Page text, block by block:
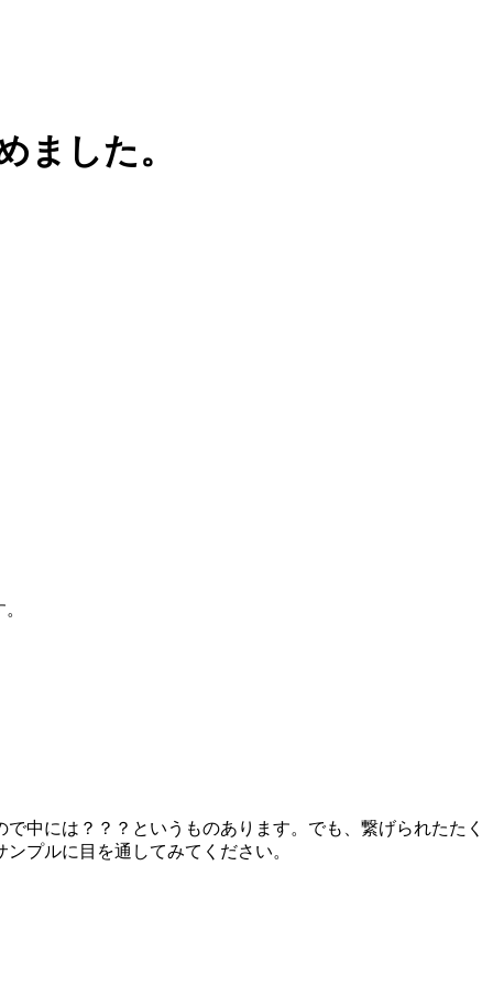
ました。
中には？？？というものあります。でも、繋げられたたく
プルに目を通してみてください。